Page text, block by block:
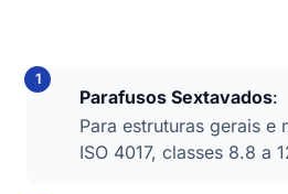
Parafusos Sextavados:
Para estruturas gerais e
ISO 4017, classes 8.8 a